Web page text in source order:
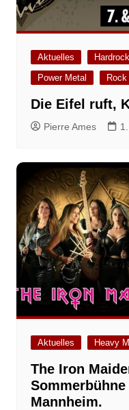
Aktuelles Hardrock
Power Metal
Rock
Die Eifel ruft,
Pierre Ames
Aktuelles Heavy
The Iron
Mannheim.